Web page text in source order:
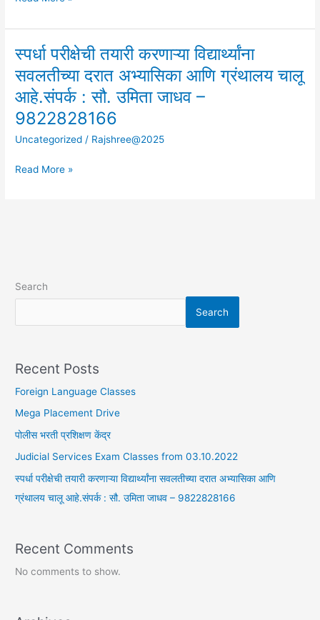
स्पर्धा परीक्षेची तयारी करणाऱ्या विद्यार्थ्यांना
सवलतीच्या दरात अभ्यासिका आणि ग्रंथालय चालू
आहे.संपर्क : सौ. उमिता जाधव –
9822828166
Uncategorized / Rajshree@2025
स्पर्धा
तयारी
करणाऱ्या
विद्यार्थ्यांना
दरात
आणि
जाधव
–
Read More »
Search
Search
Recent Posts
Foreign Language Classes
Mega Placement Drive
पोलीस भरती प्रशिक्षण केंद्र
Judicial Services Exam Classes from 03.10.2022
स्पर्धा परीक्षेची तयारी करणाऱ्या विद्यार्थ्यांना सवलतीच्या दरात अभ्यासिका आणि
ग्रंथालय चालू आहे.संपर्क : सौ. उमिता जाधव – 9822828166
Recent Comments
No comments to show.